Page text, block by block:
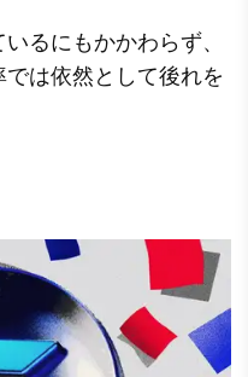
るにもかかわらず、
は依然として後れを